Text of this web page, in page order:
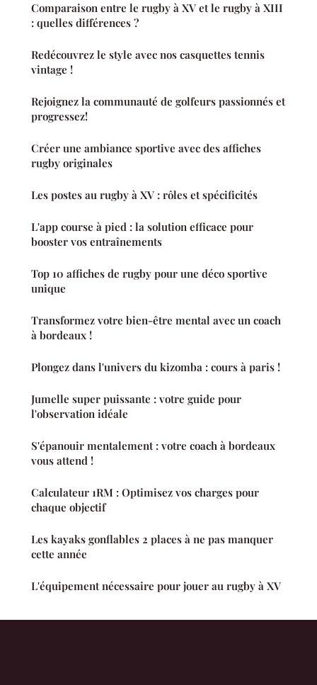
Comparaison entre le rugby à XV et le rugby à XIII
: quelles différences ?
Redécouvrez le style avec nos casquettes tennis
vintage !
Rejoignez la communauté de golfeurs passionnés et
progressez!
Créer une ambiance sportive avec des affiches
rugby originales
Les postes au rugby à XV : rôles et spécificités
L'app course à pied : la solution efficace pour
booster vos entraînements
Top 10 affiches de rugby pour une déco sportive
unique
Transformez votre bien-être mental avec un coach
à bordeaux !
Plongez dans l'univers du kizomba : cours à paris !
Jumelle super puissante : votre guide pour
l'observation idéale
S'épanouir mentalement : votre coach à bordeaux
vous attend !
Calculateur 1RM : Optimisez vos charges pour
chaque objectif
Les kayaks gonflables 2 places à ne pas manquer
cette année
L'équipement nécessaire pour jouer au rugby à XV